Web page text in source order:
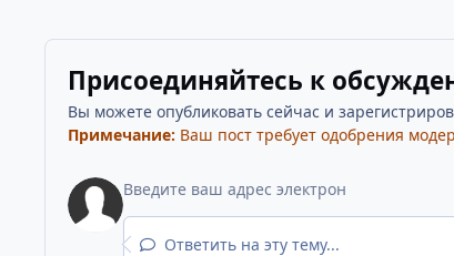
Присоединяйтесь к
Вы можете опубликовать сейчас и
Примечание: Ваш пост требует одобрения
Ответить на эту тему...